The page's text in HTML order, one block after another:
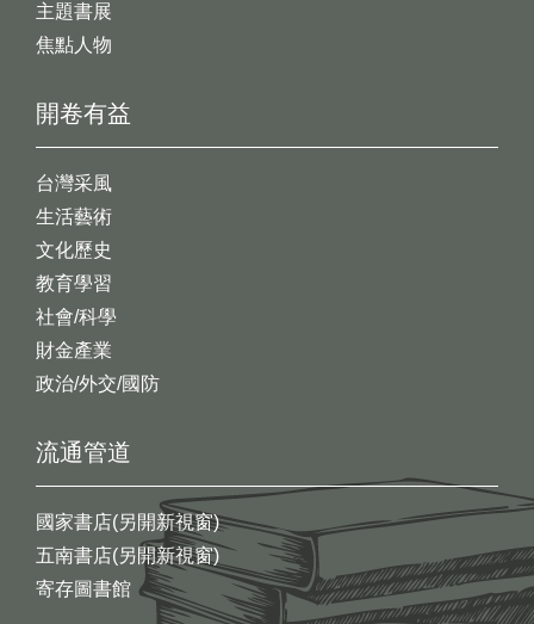
開卷有益
台灣采風
生活藝術
文化歷史
教育學習
社會/科學
財金產業
政治/外交/國防
主題書展
焦點人物
流通管道
國家書店(另開新視窗)
五南書店(另開新視窗)
寄存圖書館